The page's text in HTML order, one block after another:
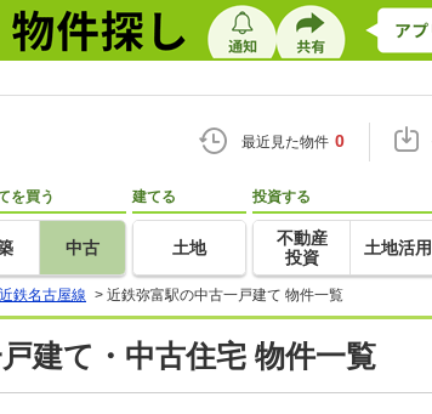
最近見た物件 0
を買う
中古
建てる
土地
投資する
不動産
投資
土地活用
近鉄名古屋線 > 近鉄弥富駅の中古一戸建て 物件一覧
建て・中古住宅 物件一覧